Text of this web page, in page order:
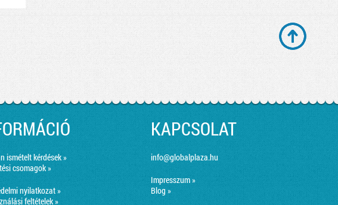
ismételt kérdések »
csomagok »
nyilatkozat »
feltételek »
KAPCSOLAT
info@globalplaza.hu
Impresszum »
Blog »